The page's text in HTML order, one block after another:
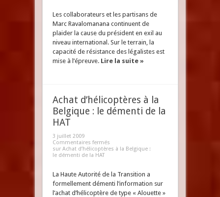
Les collaborateurs et les partisans de
Marc Ravalomanana continuent de
plaider la cause du président en exil au
niveau international. Sur le terrain, la
capacité de résistance des légalistes est
mise à l’épreuve. Lire la suite »
Achat d’hélicoptères à la
Belgique : le démenti de la
HAT
3 juillet 2009
Commentaires fermés
sur Achat d’hélicoptères à la Belgique :
le démenti de la HAT
La Haute Autorité de la Transition a
formellement démenti l’information sur
l’achat d’hélicoptère de type « Alouette »